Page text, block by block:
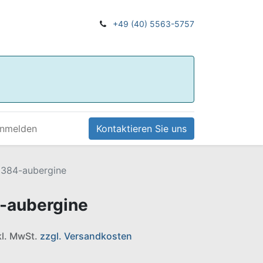
+49 (40) 5563-5757
Kontaktieren Sie uns
aubergine
aubergine
MwSt. zzgl. Versandkosten